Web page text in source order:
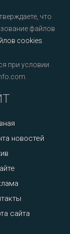
что
файлов
cookies
при условии
новостей
сайта